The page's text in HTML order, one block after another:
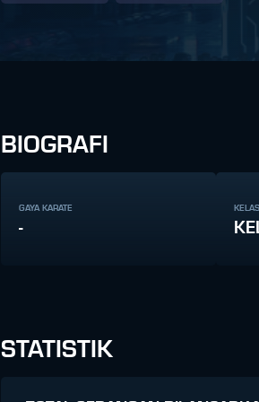
BIOGRAFI
GAYA KARATE
-
STATISTIK